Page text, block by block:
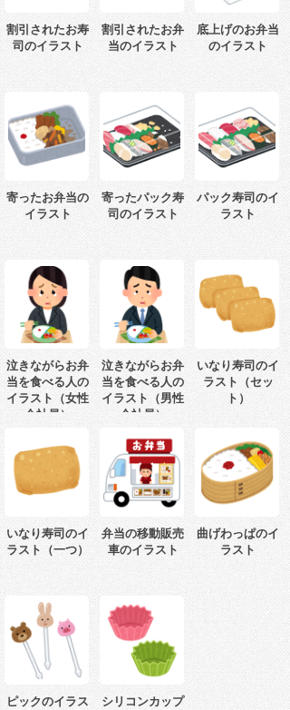
割引されたお寿
司のイラスト
割引されたお弁
当のイラスト
底上げのお弁当
のイラスト
寄ったお弁当の
イラスト
寄ったパック寿
司のイラスト
パック寿司のイ
ラスト
泣きながらお弁
当を食べる人の
イラスト（女性
会社員）
泣きながらお弁
当を食べる人の
イラスト（男性
会社員）
いなり寿司のイ
ラスト（セッ
ト）
いなり寿司のイ
ラスト（一つ）
弁当の移動販売
車のイラスト
曲げわっぱのイ
ラスト
ピックのイラス
シリコンカップ